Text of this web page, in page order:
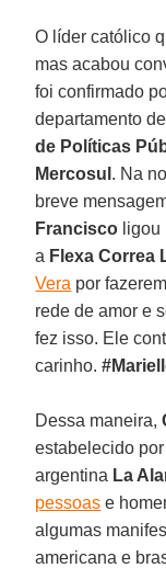
O líder católico
mas acabou
foi confirmado
departamento
de Políticas
Mercosul . Na
breve
Francisco
a Flexa Correa
Vera por
rede de amor e
fez isso. Ele
carinho.
Dessa maneira,
estabelecido
argentina La
pessoas e
algumas
americana e